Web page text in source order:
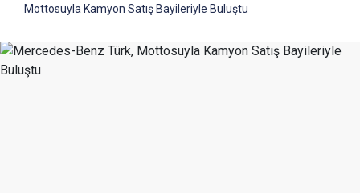
Mottosuyla Kamyon Satış Bayileriyle Buluştu